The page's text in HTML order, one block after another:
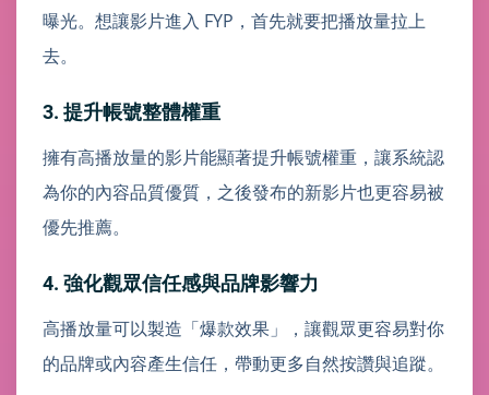
曝光。想讓影片進入 FYP，首先就要把播放量拉上
去。
3. 提升帳號整體權重
擁有高播放量的影片能顯著提升帳號權重，讓系統認
為你的內容品質優質，之後發布的新影片也更容易被
優先推薦。
4. 強化觀眾信任感與品牌影響力
高播放量可以製造「爆款效果」，讓觀眾更容易對你
的品牌或內容產生信任，帶動更多自然按讚與追蹤。